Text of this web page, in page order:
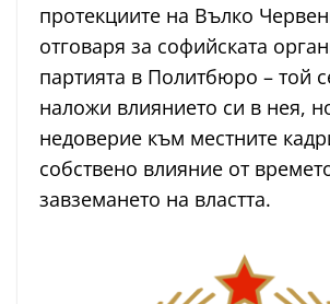
протекциите на Вълко
отговаря за софийската
партията в Политбюро – той
наложи влиянието си в нея,
недоверие към местните
собствено влияние от
завземането на властта.